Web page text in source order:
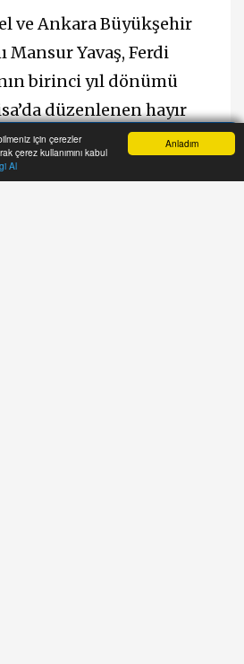
Anladım
için çerezler
çerez kullanımını kabul
Al
ve Ankara Büyükşehir
Mansur Yavaş, Ferdi
birinci yıl dönümü
düzenlenen hayır
bir araya geldi.
gerçekleştirilen
Haber Ara İhbar Hattı Menu